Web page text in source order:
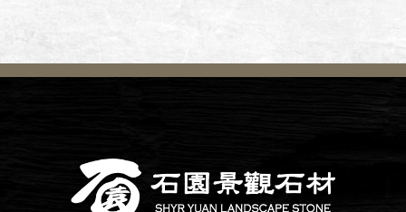
一次合作，都是信任與專業
您造訪本網站或使用本網站